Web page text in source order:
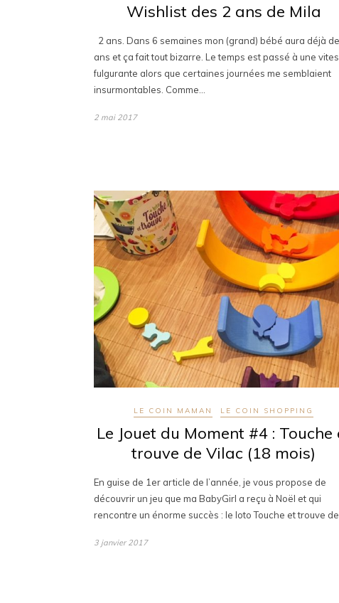
Wishlist des 2 ans de Mila
2 ans. Dans 6 semaines mon (grand) bébé aura déjà
ans et ça fait tout bizarre. Le temps est passé à une
fulgurante alors que certaines journées me semblaient
insurmontables. Comme…
2 mai 2017
LE COIN MAMAN LE COIN SHOPPING
Le Jouet du Moment #4 : Touche
trouve de Vilac (18 mois)
En guise de 1er article de l’année, je vous propose de
découvrir un jeu que ma BabyGirl a reçu à Noël et qui
rencontre un énorme succès : le loto Touche et trouve de…
3 janvier 2017